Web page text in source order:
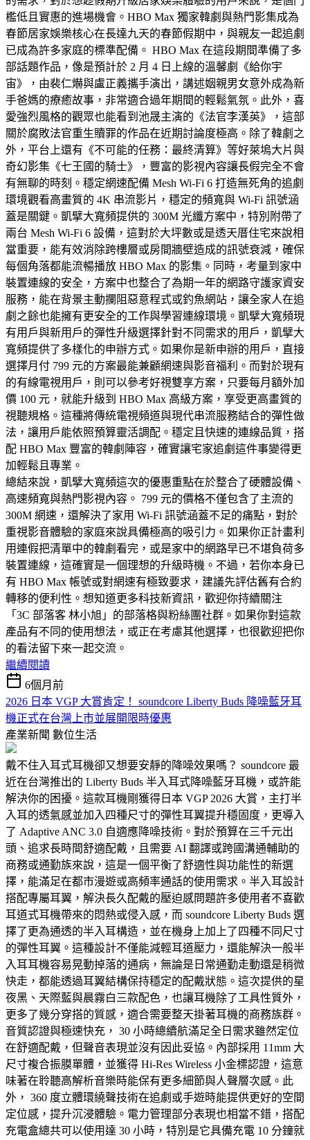
檻低且實惠的進場機會。HBO Max 獨家韓劇與熱門影集成為
春節居家娛樂核心在長達九天的春節假期中，與親友一起追劇
已成為許多家庭的標準配備。 HBO Max 在這段期間準備了多
部話題作品，像是預計於 2 月 4 日上線的溫馨劇《給你宇
宙》，由裴仁爀與盧正義攜手演出，講述姻親男女意外成為新
手爸媽的療癒故事，非常適合過年期間的輕鬆氣氛。此外，喜
愛強烈風格的觀眾也能看到池晟主演的《法官李漢英》，這部
關於腐敗法官重生贖罪的作品在近期討論度極高。除了韓劇之
外，平台上還有《不可能的任務：最終清算》等好萊塢大片與
奇幻影集《七王國的騎士》，豐富的影視內容讓長假完全不會
有無聊的時刻。穩定網速配備 Mesh Wi-Fi 6 打造無死角的追劇
環境觀看高畫質的 4K 串流影片，穩定的頻寬與 Wi-Fi 訊號涵
蓋是關鍵。凱擘大寬頻提供的 300M 光纖方案中，特別附帶了
兩台 Mesh Wi-Fi 6 設備，這對於大坪數或是透天厝住宅來說相
當重要，能有效消除跨樓層或房間牆壁造成的訊號衰減，確保
每個角落都能流暢播放 HBO Max 的影集。同時，考量到家中
裝置連線的安全，方案中也整合了為期一年的網路守護家資安
服務，能在背景主動攔阻惡意程式或釣魚網站，讓全家人在追
劇之餘也能擁有更安全的工作與學習連線環境。凱擘大寬頻現
有用戶與新用戶的彈性升級選擇針對不同需求的用戶，凱擘大
寬頻提供了多樣化的申辦方式。如果你是新申辦的用戶，直接
選擇月付 799 元的方案最能兼顧網速與影音福利。而對於現有
的有線電視用戶，則可以參考好視雙享方案，只要每月額外加
價 100 元，就能升級到 HBO Max 高級方案，享受更高畫質的
視聽規格。這種將傳統電視頻道與現代串流服務結合的彈性做
法，讓用戶能依照預算靈活調配。穩定且快速的連線品質，搭
配 HBO Max 豐富的韓劇陣容，確實讓宅家追劇這件事變得更
加輕鬆且專業。
總結來說，凱擘大寬頻這次的優惠重點在於整合了硬體設備、
高速頻寬與熱門影視內容。 799 元的價格不僅包含了主流的
300M 網速，還解決了家用 Wi-Fi 訊號涵蓋不足的痛點，對於
重視影音體驗的家庭來說具備極高的吸引力。如果你正計畫利
用連假把清單中的韓劇看完，或是家中的網路早已不堪負荷多
裝置連線，這確實是一個理想的升級時機。不過，若你本身已
有 HBO Max 帳號或對網速有極致要求，建議先評估舊有合約
轉移的便利性。想知道更多科技新資訊，歡迎你持續關注
「3C 部落客 林小旭」的部落格與粉絲團社群。如果你對這款
產品有不同的使用想法，或正在考慮其他選擇，也很歡迎把你
的看法留下來一起交流。
繼續閱讀
6個月前
2026 日本 VGP 大賞肯定！ soundcore Liberty Buds 降噪藍牙耳
機正式在台灣上市並展開限時優惠
產業新聞 數位生活
戴不住入耳式耳機卻又想要安靜的降噪效果嗎？ soundcore 最
近在台灣推出的 Liberty Buds 半入耳式降噪藍牙耳機，或許能
解決你的困擾。這款耳機剛獲得日本 VGP 2026 大賞，主打半
入耳的透氣感並加入四種尺寸的彈性耳翼提升穩固度，更導入
了 Adaptive ANC 3.0 自適應降噪技術。對於預算在三千元出
頭、追求長時間舒適配戴，且需要 AI 翻譯或跨國溝通輔助的
商務或通勤族來說，這是一個平衡了舒適性與功能性的新選
擇，能滿足在都市漫遊或高頻率通話的使用需求。半入耳設計
搭配專屬耳翼，解決長久配戴的壓迫感問題許多使用者不喜歡
耳道式耳機帶來的悶熱或侵入感，而 soundcore Liberty Buds 選
擇了更為通透的半入耳構造，並在機身上加上了四種不同尺寸
的彈性耳翼。這種設計不僅能減輕耳道壓力，還能解決一般半
入耳耳機容易晃動掉落的通病，無論是日常通勤走動還是稍微
快走，都能透過耳翼結構保持穩定的配戴狀態。這次提供的星
夜黑、天際藍與晨霧白三款配色，也讓耳機除了工具性質外，
更多了幾分穿搭的質感，適合需要整天掛著耳機的商務族群。
音質認證與極速快充， 30 小時總續航滿足全日需求雖然定位
在舒適配戴，但聲音表現並沒有因此妥協。內部採用 11mm 大
尺寸複合振膜單體，並獲得 Hi-Res Wireless 小金標認證，這意
味著在聆聽高解析音樂時能保有更多細節與人聲層次感。此
外， 360 度立體環繞聲技術在追劇或手遊時能提供更好的空間
定位感，提升沉浸體驗。電力管理部分表現也相當不錯，搭配
充電盒總共可以使用達 30 小時，特別是它具備充電 10 分鐘就